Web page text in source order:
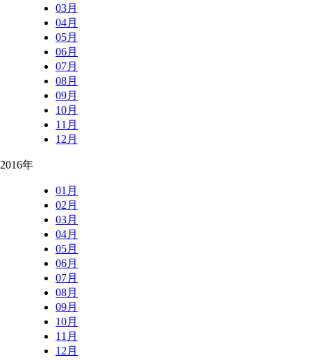
03月
04月
05月
06月
07月
08月
09月
10月
11月
12月
2016年
01月
02月
03月
04月
05月
06月
07月
08月
09月
10月
11月
12月